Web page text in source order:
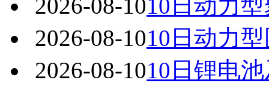
2026-08-1010日动力
2026-08-1010日动力
2026-08-1010日锂电